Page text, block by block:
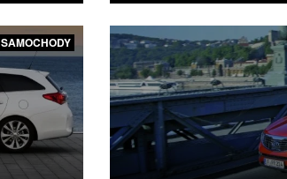
SAMOCHODY